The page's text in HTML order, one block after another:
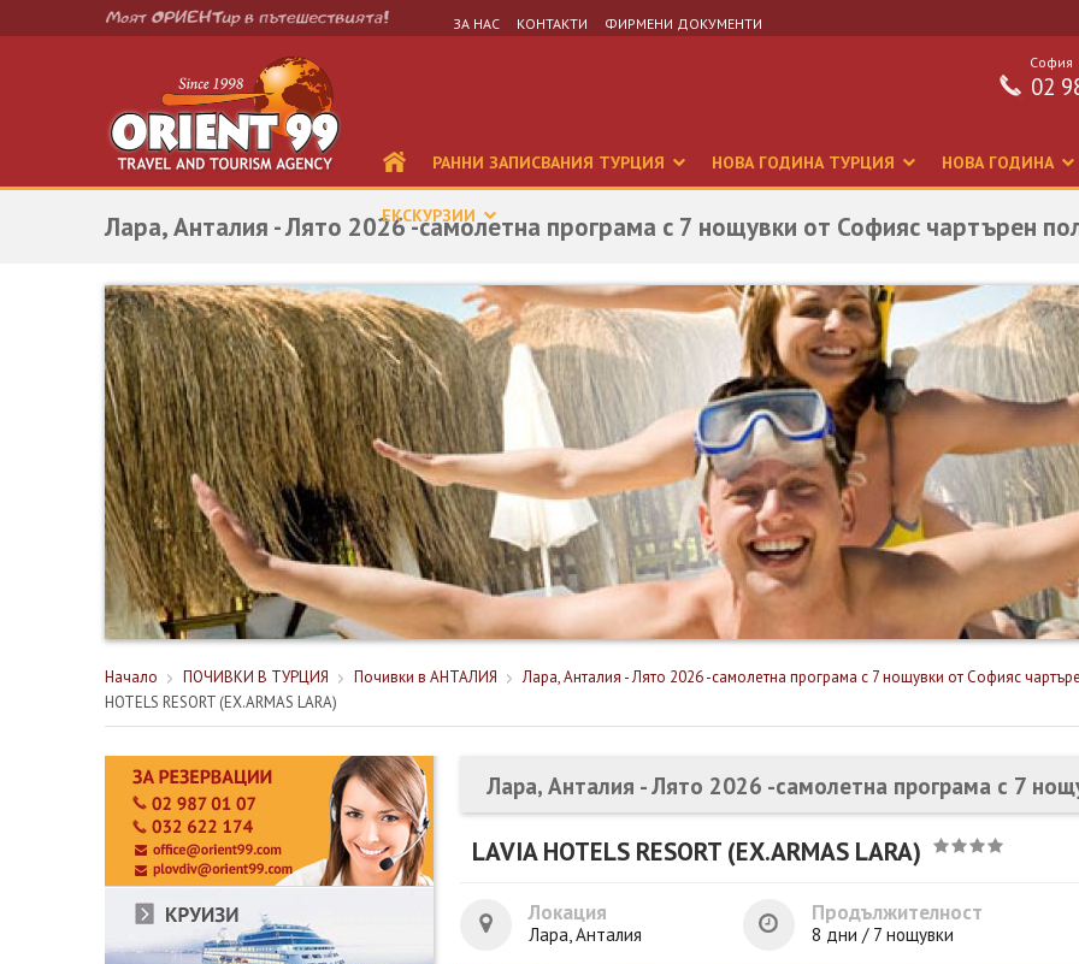
ЗА НАС КОНТАКТИ ФИРМЕНИ ДОКУМЕНТИ
София
02
РАННИ ЗАПИСВАНИЯ ТУРЦИЯ НОВА ГОДИНА ТУРЦИЯ НОВА ГОДИНА
ЕКСКУРЗИИ
Лара, Анталия - Лято 2026 -самолетна програма с 7 нощувки от Софияс чартърен
Начало ПОЧИВКИ В ТУРЦИЯ Почивки в АНТАЛИЯ Лара, Анталия - Лято 2026 -самолетна програма с 7 нощувки от Софияс
HOTELS RESORT (EX.ARMAS LARA)
Лара, Анталия - Лято 2026 -самолетна програма с 7
LAVIA HOTELS RESORT (EX.ARMAS LARA)
Локация
Лара, Анталия
Продължителност
8 дни / 7 нощувки